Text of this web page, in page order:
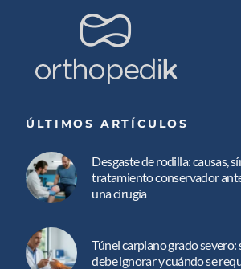
ÚLTIMOS ARTÍCULOS
Desgaste de rodilla: causas,
tratamiento conservador
una cirugía
Túnel carpiano grado
debe ignorar y cuándo se